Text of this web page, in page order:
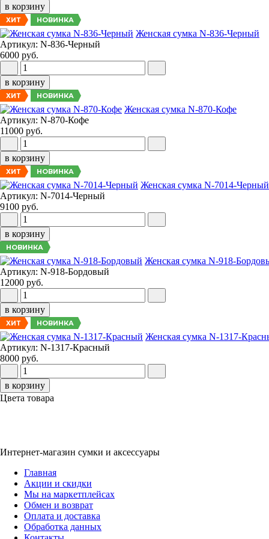
в корзину
ХИТ НОВИНКА
Женская сумка N-836-Черный
Артикул: N-836-Черный
6000 руб.
в корзину
ХИТ НОВИНКА
Женская сумка N-870-Кофе
Артикул: N-870-Кофе
11000 руб.
в корзину
ХИТ НОВИНКА
Женская сумка N-7014-Черный
Артикул: N-7014-Черный
9100 руб.
в корзину
НОВИНКА
Женская сумка N-918-
Артикул: N-918-Бордовый
12000 руб.
в корзину
ХИТ НОВИНКА
Женская сумка N-1317-
Артикул: N-1317-Красный
8000 руб.
в корзину
Цвета товара
Интернет-магазин сумки и аксессуары
Главная
Акции и скидки
Мы на маркетплейсах
Обмен и возврат
Оплата и доставка
Обработка данных